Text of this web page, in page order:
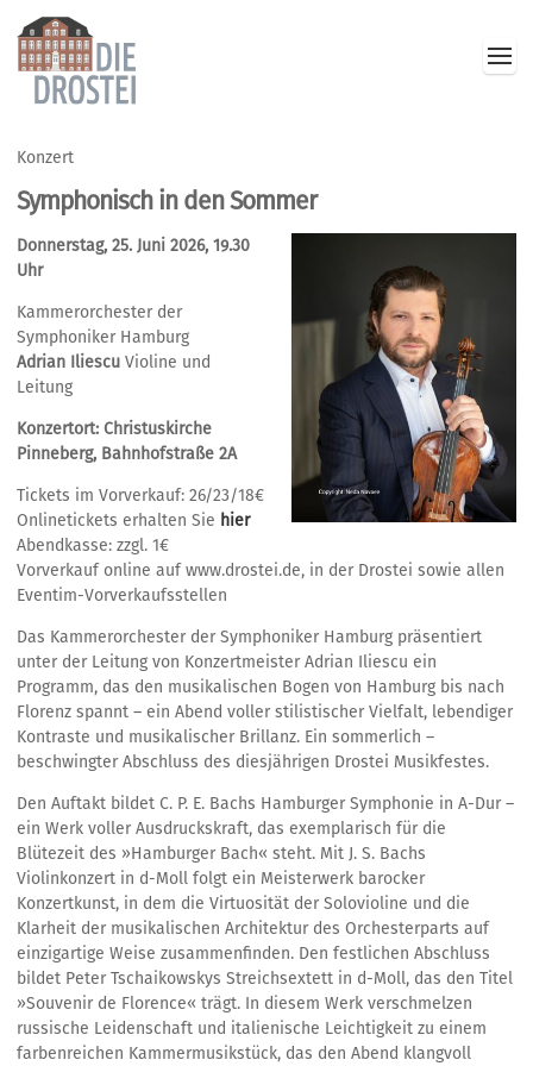
Konzert
Symphonisch in den Sommer
Donnerstag, 25. Juni 2026, 19.30
Uhr
Kammerorchester der
Symphoniker Hamburg
Adrian Iliescu Violine und
Leitung
Konzertort: Christuskirche
Pinneberg, Bahnhofstraße 2A
Tickets im Vorverkauf: 26/23/18€
Onlinetickets erhalten Sie hier
Abendkasse: zzgl. 1€
Vorverkauf online auf www.drostei.de, in der Drostei sowie allen
Eventim-Vorverkaufsstellen
Das Kammerorchester der Symphoniker Hamburg präsentiert
unter der Leitung von Konzertmeister Adrian Iliescu ein
Programm, das den musikalischen Bogen von Hamburg bis nach
Florenz spannt – ein Abend voller stilistischer Vielfalt, lebendiger
Kontraste und musikalischer Brillanz. Ein sommerlich –
beschwingter Abschluss des diesjährigen Drostei Musikfestes.
Den Auftakt bildet C. P. E. Bachs Hamburger Symphonie in A-Dur –
ein Werk voller Ausdruckskraft, das exemplarisch für die
Blütezeit des »Hamburger Bach« steht. Mit J. S. Bachs
Violinkonzert in d-Moll folgt ein Meisterwerk barocker
Konzertkunst, in dem die Virtuosität der Solovioline und die
Klarheit der musikalischen Architektur des Orchesterparts auf
einzigartige Weise zusammenfinden. Den festlichen Abschluss
bildet Peter Tschaikowskys Streichsextett in d-Moll, das den Titel
»Souvenir de Florence« trägt. In diesem Werk verschmelzen
russische Leidenschaft und italienische Leichtigkeit zu einem
farbenreichen Kammermusikstück, das den Abend klangvoll